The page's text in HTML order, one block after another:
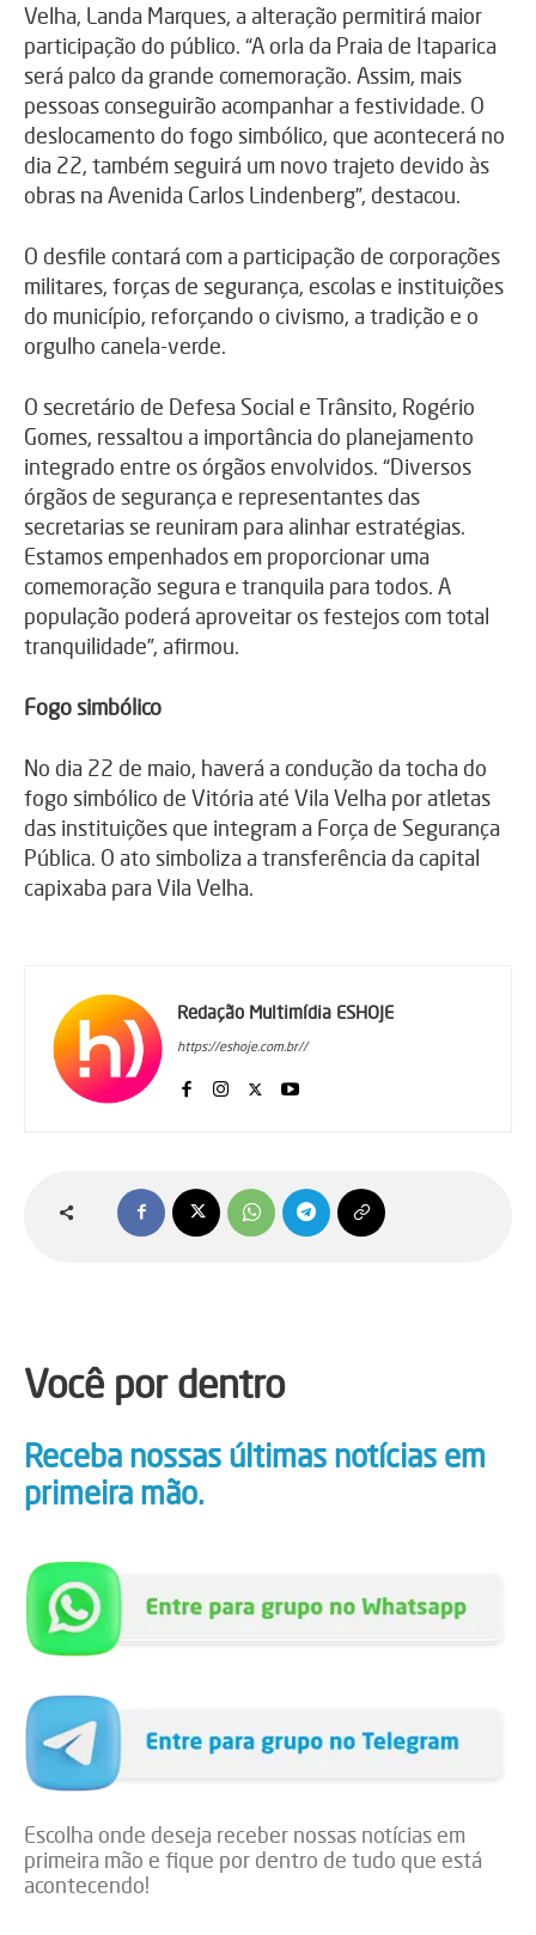
Velha, Landa Marques, a alteração permitirá maior
participação do público. “A orla da Praia de Itaparica
será palco da grande comemoração. Assim, mais
pessoas conseguirão acompanhar a festividade. O
deslocamento do fogo simbólico, que acontecerá no
dia 22, também seguirá um novo trajeto devido às
obras na Avenida Carlos Lindenberg”, destacou.
O desfile contará com a participação de corporações
militares, forças de segurança, escolas e instituições
do município, reforçando o civismo, a tradição e o
orgulho canela-verde.
O secretário de Defesa Social e Trânsito, Rogério
Gomes, ressaltou a importância do planejamento
integrado entre os órgãos envolvidos. “Diversos
órgãos de segurança e representantes das
secretarias se reuniram para alinhar estratégias.
Estamos empenhados em proporcionar uma
comemoração segura e tranquila para todos. A
população poderá aproveitar os festejos com total
tranquilidade”, afirmou.
Fogo simbólico
No dia 22 de maio, haverá a condução da tocha do
fogo simbólico de Vitória até Vila Velha por atletas
das instituições que integram a Força de Segurança
Pública. O ato simboliza a transferência da capital
capixaba para Vila Velha.
Redação Multimídia ESHOJE
https://eshoje.com.br//
Você por dentro
Receba nossas últimas notícias em
primeira mão.
Escolha onde deseja receber nossas notícias em
primeira mão e fique por dentro de tudo que está
acontecendo!